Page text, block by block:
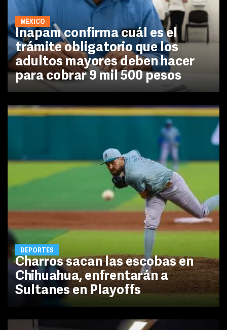
MÉXICO
Inapam confirma cuál es el
trámite obligatorio que los
adultos mayores deben hacer
para cobrar 9 mil 500 pesos
DEPORTES
Charros sacan las escobas en
Chihuahua, enfrentarán a
Sultanes en Playoffs